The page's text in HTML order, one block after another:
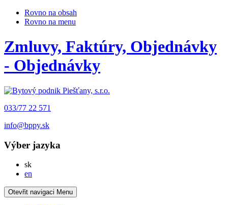
Rovno na obsah
Rovno na menu
Zmluvy, Faktúry, Objednávky
- Objednávky
033/77 22 571
info@bppy.sk
Výber jazyka
skSlovensky
en
Otevřit navigaci Menu